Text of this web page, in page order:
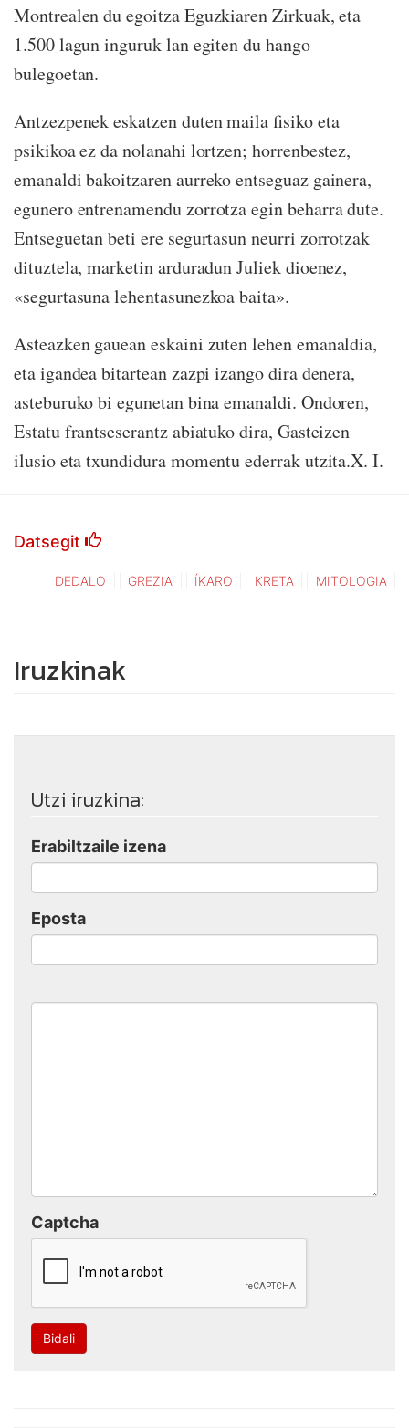
Montrealen du egoitza Eguzkiaren Zirkuak, eta
1.500 lagun inguruk lan egiten du hango
bulegoetan.
Antzezpenek eskatzen duten maila fisiko eta
psikikoa ez da nolanahi lortzen; horrenbestez,
emanaldi bakoitzaren aurreko entseguaz gainera,
egunero entrenamendu zorrotza egin beharra dute.
Entseguetan beti ere segurtasun neurri zorrotzak
dituztela, marketin arduradun Juliek dioenez,
«segurtasuna lehentasunezkoa baita».
Asteazken gauean eskaini zuten lehen emanaldia,
eta igandea bitartean zazpi izango dira denera,
asteburuko bi egunetan bina emanaldi. Ondoren,
Estatu frantseserantz abiatuko dira, Gasteizen
ilusio eta txundidura momentu ederrak utzita.X. I.
Datsegit
DEDALO GREZIA ÍKARO KRETA MITOLOGIA
Iruzkinak
Utzi iruzkina:
Erabiltzaile izena
Eposta
Captcha
Bidali